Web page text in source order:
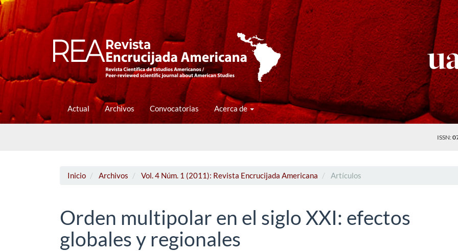
Navegación
Contenido
principal
Barra
Actual Archivos Convocatorias Acerca de
ISSN:
Inicio Archivos Vol. 4 Núm. 1 (2011): Revista Encrucijada Americana Artículos
Orden multipolar en el siglo XXI: efectos
globales y regionales